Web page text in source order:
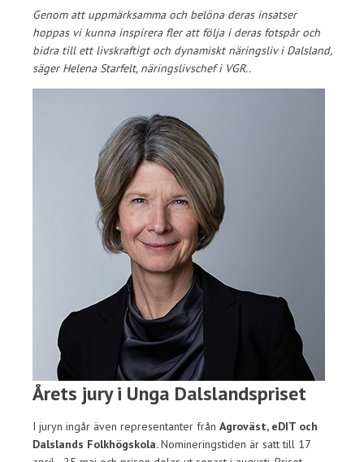
Genom att uppmärksamma och belöna deras insatser
hoppas vi kunna inspirera fler att följa i deras fotspår och
bidra till ett livskraftigt och dynamiskt näringsliv i Dalsland,
säger Helena Starfelt, näringslivschef i VGR..
Årets jury i Unga Dalslandspriset
I juryn ingår även representanter från Agroväst, eDIT och
Dalslands Folkhögskola.Nomineringstiden är satt till 17